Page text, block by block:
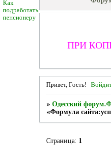
Как
подработать
пенсионеру
ПРИ
Привет, Гость!
» Одесский
«Формула
Страница: 1